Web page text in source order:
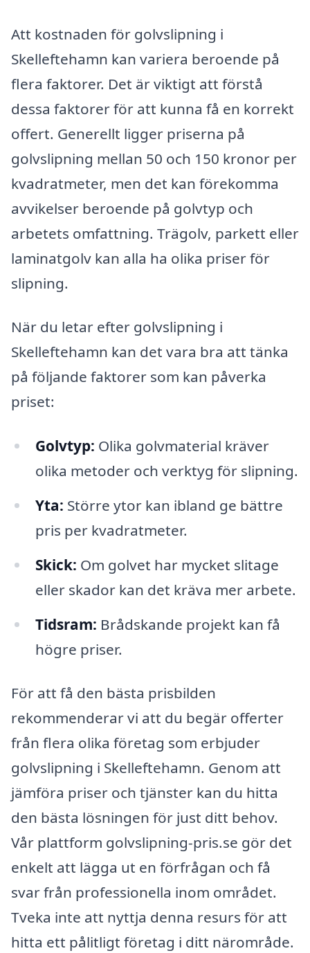
Att kostnaden för golvslipning i
Skelleftehamn kan variera beroende på
flera faktorer. Det är viktigt att förstå
dessa faktorer för att kunna få en korrekt
offert. Generellt ligger priserna på
golvslipning mellan 50 och 150 kronor per
kvadratmeter, men det kan förekomma
avvikelser beroende på golvtyp och
arbetets omfattning. Trägolv, parkett eller
laminatgolv kan alla ha olika priser för
slipning.
När du letar efter golvslipning i
Skelleftehamn kan det vara bra att tänka
på följande faktorer som kan påverka
priset:
Golvtyp: Olika golvmaterial kräver
olika metoder och verktyg för slipning.
Yta: Större ytor kan ibland ge bättre
pris per kvadratmeter.
Skick: Om golvet har mycket slitage
eller skador kan det kräva mer arbete.
Tidsram: Brådskande projekt kan få
högre priser.
För att få den bästa prisbilden
rekommenderar vi att du begär offerter
från flera olika företag som erbjuder
golvslipning i Skelleftehamn. Genom att
jämföra priser och tjänster kan du hitta
den bästa lösningen för just ditt behov.
Vår plattform golvslipning-pris.se gör det
enkelt att lägga ut en förfrågan och få
svar från professionella inom området.
Tveka inte att nyttja denna resurs för att
hitta ett pålitligt företag i ditt närområde.